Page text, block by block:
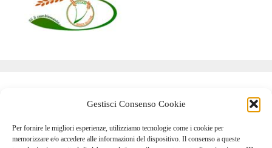
Gestisci Consenso Cookie
Per fornire le migliori esperienze, utilizziamo tecnologie come i cookie per
memorizzare e/o accedere alle informazioni del dispositivo. Il consenso a queste
Pannello utente
Accedi